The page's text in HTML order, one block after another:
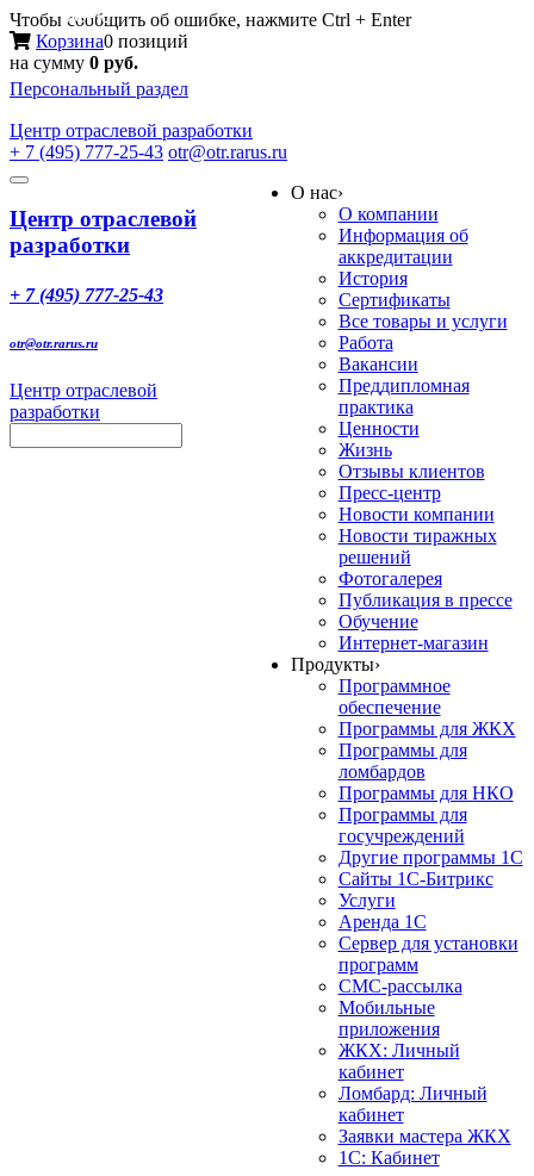
Чтобы сообщить об ошибке, нажмите Ctrl + Enter
Корзина0 позиций
на сумму 0 руб.
Персональный раздел
Центр отраслевой разработки
+ 7 (495) 777-25-43 otr@otr.rarus.ru
Toggle
Меню
Центр отраслевой
разработки
+ 7 (495) 777-25-43
otr@otr.rarus.ru
Центр отраслевой
разработки
О нас›
О компании
Информация об
аккредитации
История
Сертификаты
Все товары и услуги
Работа
Вакансии
Преддипломная
практика
Ценности
Жизнь
Отзывы клиентов
Пресс-центр
Новости компании
Новости тиражных
решений
Фотогалерея
Публикация в прессе
Обучение
Интернет-магазин
Продукты›
Программное
обеспечение
Программы для ЖКХ
Программы для
ломбардов
Программы для НКО
Программы для
госучреждений
Другие программы 1С
Сайты 1С-Битрикс
Услуги
Аренда 1С
Сервер для установки
программ
СМС-рассылка
Мобильные
приложения
ЖКХ: Личный
кабинет
Ломбард: Личный
кабинет
Заявки мастера ЖКХ
1С: Кабинет